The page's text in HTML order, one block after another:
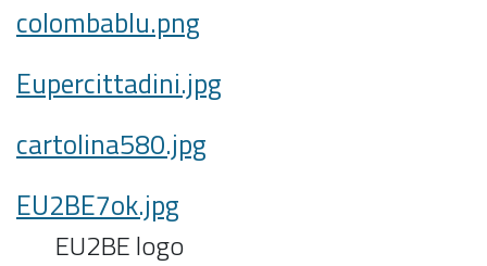
colombablu.png
Eupercittadini.jpg
cartolina580.jpg
EU2BE7ok.jpg
EU2BE logo